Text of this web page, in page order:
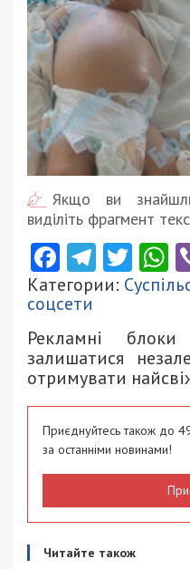
Якщо ви
виділіть фрагмент
Facebook
Категории:
соцсети
Рекламні
залишатися
отримувати
Приєднуйтесь також до
за останніми новинами!
Читайте також